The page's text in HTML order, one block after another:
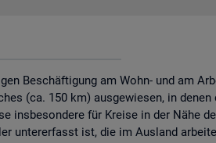
Beschäftigung am Wohn- und am
(ca. 150 km) ausgewiesen, in
insbesondere für Kreise in der Nähe
untererfasst ist, die im Ausland